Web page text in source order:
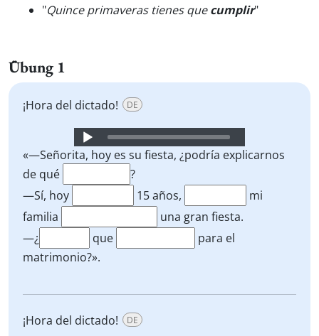
"Quince primaveras tienes quecumplir"
Übung 1
¡Hora del dictado! DE
Audio
Player
«—Señorita, hoy es su fiesta, ¿podría explicarnos
de qué
?
—Sí, hoy
15 años,
mi
familia
una gran fiesta.
—¿
que
para el
matrimonio?».
¡Hora del dictado! DE